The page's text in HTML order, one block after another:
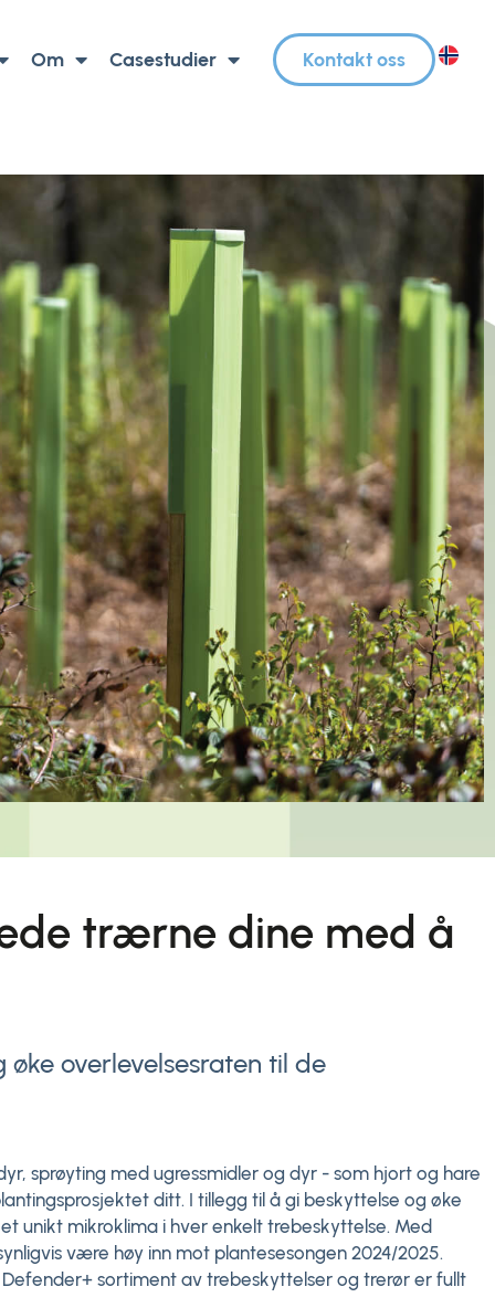
Om Casestudier Kontakt oss
trærne dine med å
overlevelsesraten til de
sprøyting med ugressmidler og dyr - som hjort og hare
ditt. I tillegg til å gi beskyttelse og øke
unikt mikroklima i hver enkelt trebeskyttelse. Med
være høy inn mot plantesesongen 2024/2025.
sortiment av trebeskyttelser og trerør er fullt